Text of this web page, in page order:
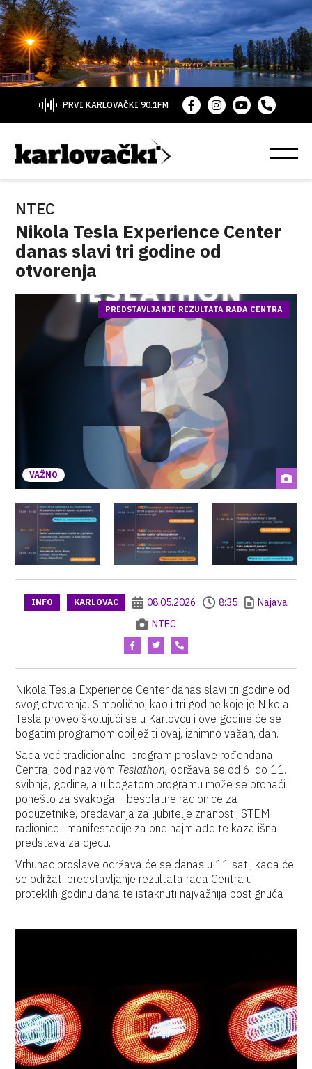
PRVI KARLOVAČKI 90.1FM
NTEC
Nikola Tesla Experience Center
danas slavi tri godine od
otvorenja
VAŽNO
PREDSTAVLJANJE REZULTATA RADA CENTRA
INFO KARLOVAC 08.05.2026 8:35
Najava
NTEC
Nikola Tesla Experience Center danas slavi tri godine od
svog otvorenja. Simbolično, kao i tri godine koje je Nikola
Tesla proveo školujući se u Karlovcu i ove godine će se
bogatim programom obilježiti ovaj, iznimno važan, dan.
Sada već tradicionalno, program proslave rođendana
Centra, pod nazivom Teslathon, održava se od 6. do 11.
svibnja, godine, a u bogatom programu može se pronaći
ponešto za svakoga – besplatne radionice za
poduzetnike, predavanja za ljubitelje znanosti, STEM
radionice i manifestacije za one najmlađe te kazališna
predstava za djecu.
Vrhunac proslave održava će se danas u 11 sati, kada će
se održati predstavljanje rezultata rada Centra u
proteklih godinu dana te istaknuti najvažnija postignuća